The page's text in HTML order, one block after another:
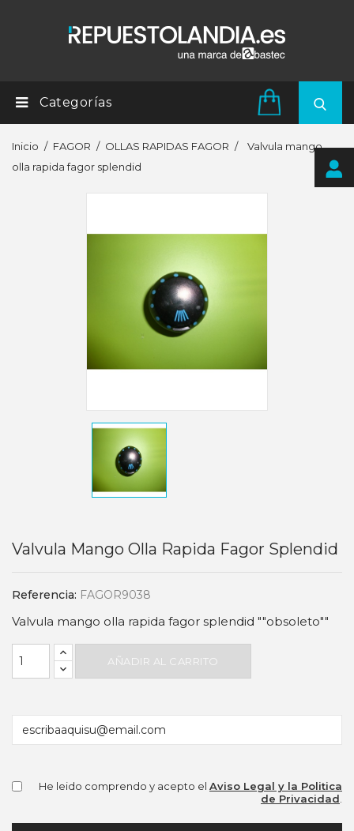
Categorías
Inicio FAGOR OLLAS RAPIDAS FAGOR
Valvula mango
olla rapida fagor splendid
Valvula Mango Olla Rapida Fagor Splendid
Referencia: FAGOR9038
Valvula mango olla rapida fagor splendid ""obsoleto""
AÑADIR AL CARRITO
He leido comprendo y acepto el Aviso Legal y la Politica
de Privacidad